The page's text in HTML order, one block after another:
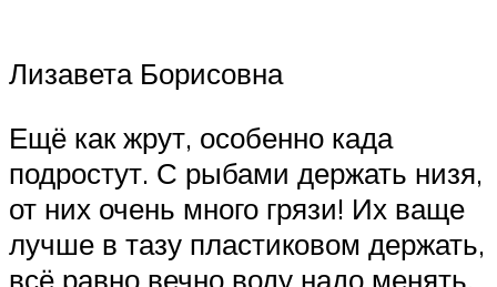
Лизавета Борисовна
Ещё как жрут, особенно када
подростут. С рыбами держать низя,
от них очень много грязи! Их ваще
лучше в тазу пластиковом держать,
всё равно вечно воду надо менять,